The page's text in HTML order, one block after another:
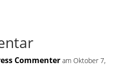
Commenter am Oktober 7,